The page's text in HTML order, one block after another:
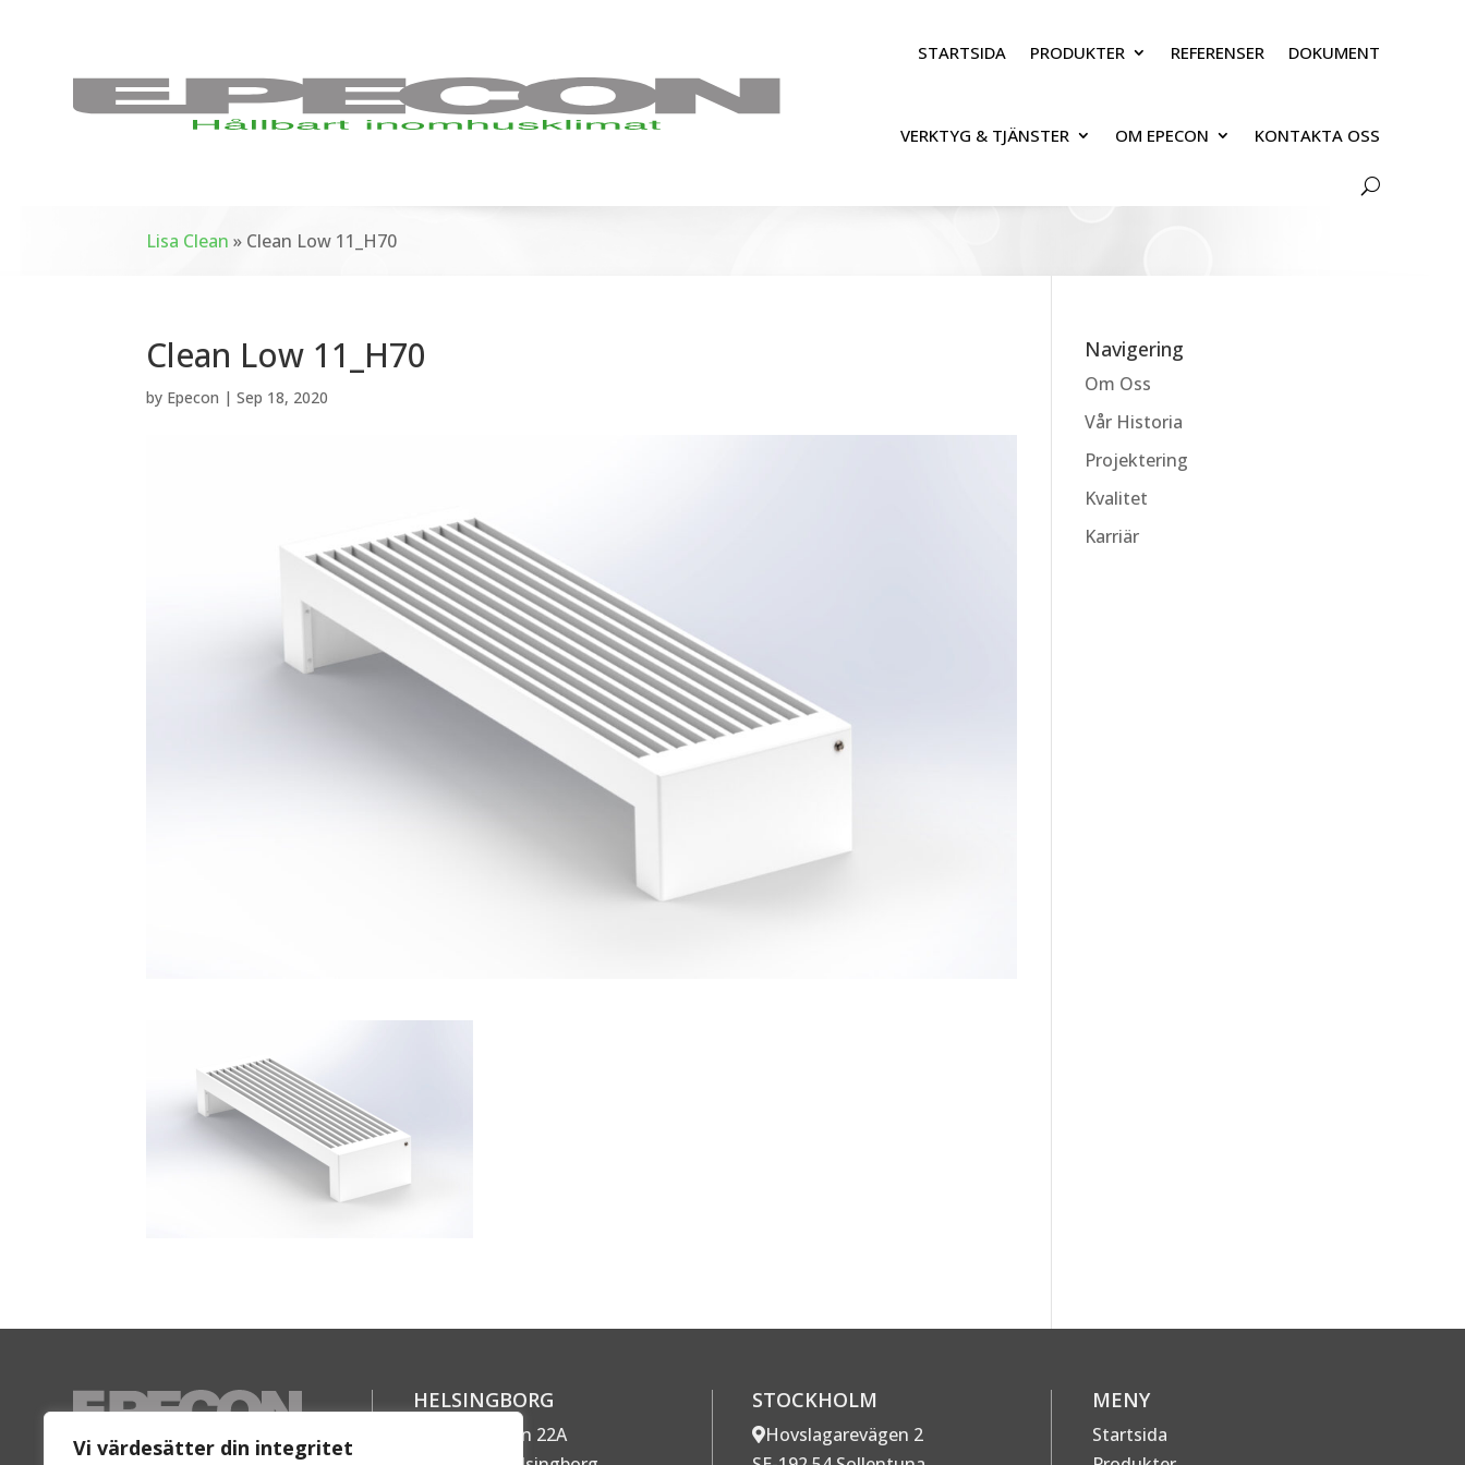
Vi värdesätter din integritet
STARTSIDA PRODUKTER REFERENSER DOKUMENT
VERKTYG & TJÄNSTER OM EPECON KONTAKTA OSS
Lisa Clean » Clean Low 11_H70
Clean Low 11_H70
by Epecon |Sep 18, 2020
Navigering
Om Oss
Vår Historia
Projektering
Kvalitet
Karriär
HELSINGBORG
Florettgatan 22A
STOCKHOLM
Hovslagarevägen 2
MENY
Startsida